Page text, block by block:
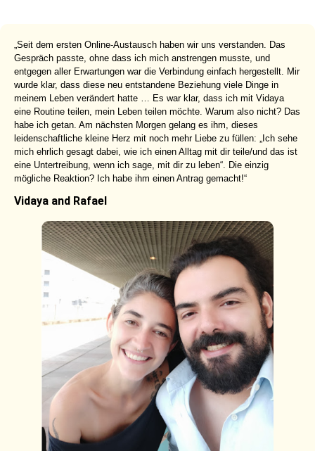
„Seit dem ersten Online-Austausch haben wir uns verstanden. Das
Gespräch passte, ohne dass ich mich anstrengen musste, und
entgegen aller Erwartungen war die Verbindung einfach hergestellt. Mir
wurde klar, dass diese neu entstandene Beziehung viele Dinge in
meinem Leben verändert hatte … Es war klar, dass ich mit Vidaya
eine Routine teilen, mein Leben teilen möchte. Warum also nicht? Das
habe ich getan. Am nächsten Morgen gelang es ihm, dieses
leidenschaftliche kleine Herz mit noch mehr Liebe zu füllen: „Ich sehe
mich ehrlich gesagt dabei, wie ich einen Alltag mit dir teile/und das ist
eine Untertreibung, wenn ich sage, mit dir zu leben“. Die einzig
mögliche Reaktion? Ich habe ihm einen Antrag gemacht!“
Vidaya and Rafael